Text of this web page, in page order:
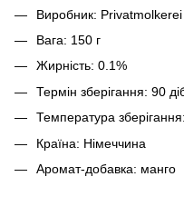
Виробник:
Вага: 150 г
Жирність: 0.1%
Термін зберігання: 90
Температура
Країна: Німеччина
Аромат-добавка: манго